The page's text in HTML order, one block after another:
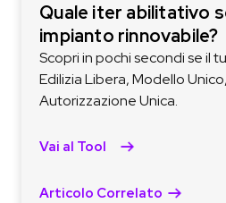
Quale iter abilitativo
impianto rinnovabile?
Scopri in pochi secondi se il
Edilizia Libera, Modello
Autorizzazione Unica.
Vai al Tool
Articolo Correlato